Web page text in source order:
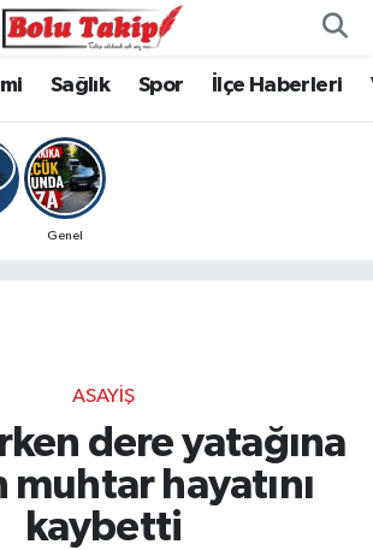
Sağlık Spor İlçe Haberleri
Genel
ASAYIŞ
dere yatağına
muhtar hayatını
kaybetti